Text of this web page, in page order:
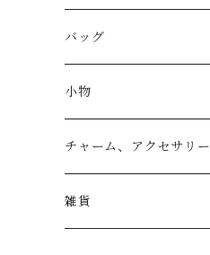
バッグ
トートバッグ
リュック
ショルダー
小物
小物入れ
チャーム、アクセサリー
バッグチャーム
雑貨